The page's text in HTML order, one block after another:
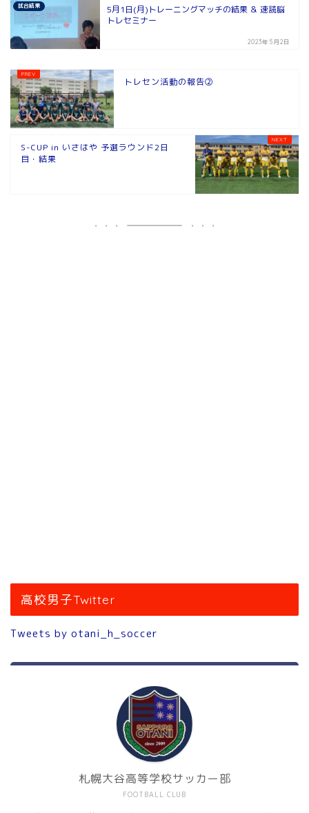
試合結果
5月1日(月)トレーニングマッチの結果 ＆ 速読脳
トレセミナー
2023年5月2日
トレセン活動の報告②
S-CUP in いさはや 予選ラウンド2日
目・結果
高校男子Twitter
Tweets by otani_h_soccer
FOOTBALL CLUB
札幌大谷高等学校サッカー部